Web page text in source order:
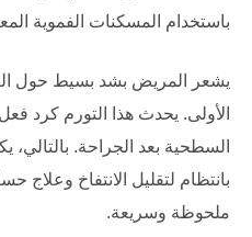
باستخدام المسكنات الفموية
يشعر المريض بشد بسيط حول
الأولى. يحدث هذا التورم كرد
السطحية بعد الجراحة. بالتالي،
بانتظام لتقليل الانتفاخ وعلاج
ملحوظة وسريعة.